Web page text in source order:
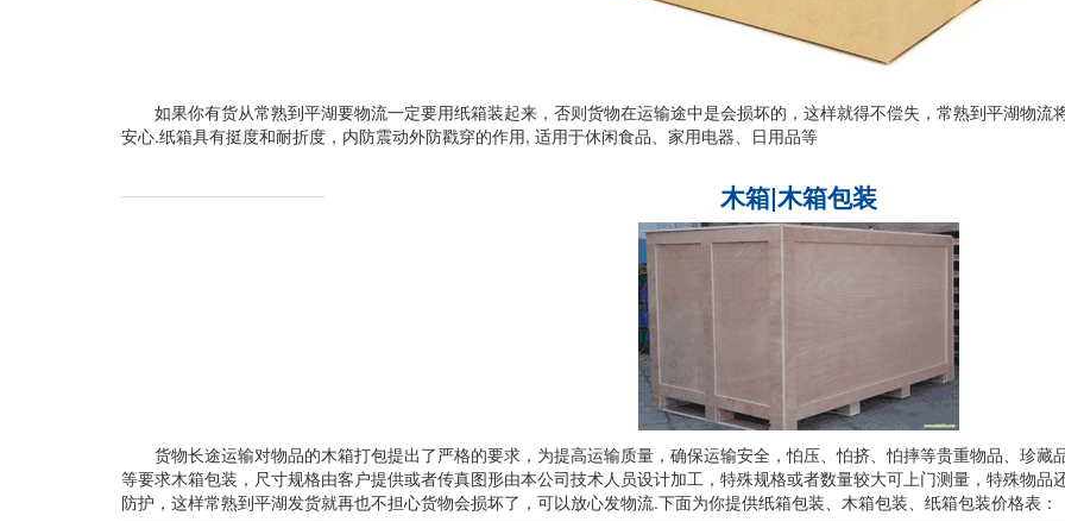
如果你有货从常熟到平湖要物流一定要用纸箱装起来，否则货物在运输途中是会损坏的，这样就得不偿失，常熟到平湖物
安心.纸箱具有挺度和耐折度，内防震动外防戳穿的作用, 适用于休闲食品、家用电器、日用品等
木箱|木箱包装
货物长途运输对物品的木箱打包提出了严格的要求，为提高运输质量，确保运输安全，怕压、怕挤、怕摔等贵重物品、珍
等要求木箱包装，尺寸规格由客户提供或者传真图形由本公司技术人员设计加工，特殊规格或者数量较大可上门测量，特殊物
防护，这样常熟到平湖发货就再也不担心货物会损坏了，可以放心发物流.下面为你提供纸箱包装、木箱包装、纸箱包装价格表：